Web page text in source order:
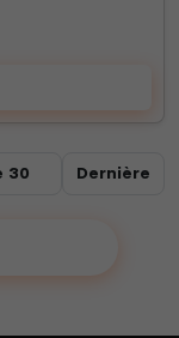
Dernière